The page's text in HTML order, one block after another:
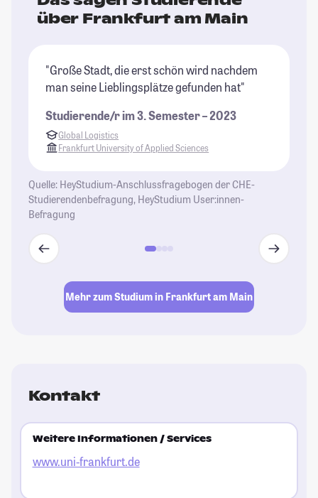
über Frankfurt am Main
"Große Stadt, die erst schön wird nachdem
man seine Lieblingsplätze gefunden hat"
Studierende/r im 3. Semester – 2023
Global Logistics
Frankfurt University of Applied Sciences
Quelle: HeyStudium-Anschlussfragebogen der CHE-
Studierendenbefragung, HeyStudium User:innen-
Befragung
Mehr zum Studium in Frankfurt am Main
Kontakt
Weitere Informationen / Services
www.uni-frankfurt.de